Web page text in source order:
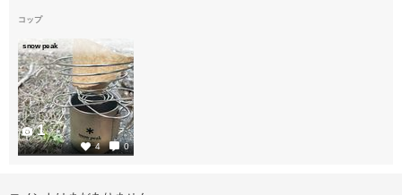
コップ
snow peak
4 0
1